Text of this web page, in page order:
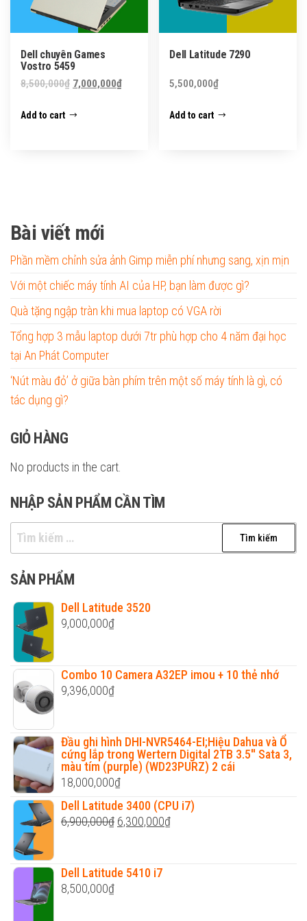
Dell chuyên Games
Vostro 5459
8,500,000₫ Original
was:
7,000,000₫Current
Add to cart
Dell Latitude 7290
5,500,000₫
Add to cart
Bài viết mới
Phần mềm chỉnh sửa ảnh Gimp miễn phí nhưng sang, xịn mịn
Với một chiếc máy tính AI của HP, bạn làm được gì?
Quà tặng ngập tràn khi mua laptop có VGA rời
Tổng hợp 3 mẫu laptop dưới 7tr phù hợp cho 4 năm đại học
tại An Phát Computer
‘Nút màu đỏ’ ở giữa bàn phím trên một số máy tính là gì, có
tác dụng gì?
GIỎ HÀNG
No products in the cart.
NHẬP SẢN PHẨM CẦN TÌM
Tìm
kiếm
cho:
SẢN PHẨM
Dell Latitude 3520
9,000,000₫
Combo 10 Camera A32EP imou + 10 thẻ nhớ
9,396,000₫
Đầu ghi hình DHI-NVR5464-EI;Hiệu Dahua và Ổ
cứng lắp trong Wertern Digital 2TB 3.5'' Sata 3,
màu tím (purple) (WD23PURZ) 2 cái
18,000,000₫
Dell Latitude 3400 (CPU i7)
6,900,000₫ Original
6,900,000₫.
6,300,000₫Current
Dell Latitude 5410 i7
8,500,000₫